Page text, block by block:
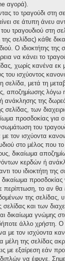
αγορά).
το τραγούδι στη
σε άτυπη άνευ
τραγουδιού στη
της σελίδας) κάθε
Ο ιδιοκτήτης της
να κάνει το
χωρίς κανένα εκ
του ισχύοντος
σελίδα, μετά τη
αποζημίωσης λόγω
ανάκλησης της
σελίδας, των
προσδοκίας για
του
τον ισχύοντα
στο μέλος που
δικαίωμα
κερδών ή
του ιδιοκτήτη της
δικαίωμα
το αν θα
της σελίδας,
σελίδας και των
δικαίωμα γνώμης
άλλο χρήστη. Ο
με τον ισχύοντα
μέλη της σελίδας
με εξαίρεση εάν
να έφυγε.